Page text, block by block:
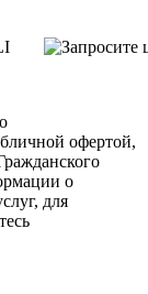
офертой,
о
для